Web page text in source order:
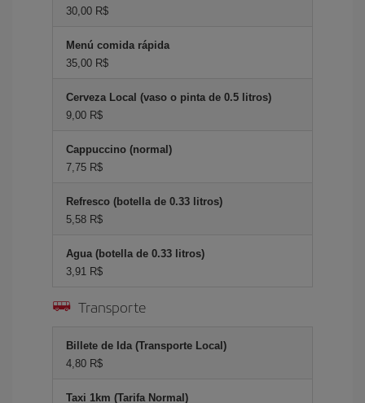
30,00 R$
Menú comida rápida
35,00 R$
Cerveza Local (vaso o pinta de 0.5 litros)
9,00 R$
Cappuccino (normal)
7,75 R$
Refresco (botella de 0.33 litros)
5,58 R$
Agua (botella de 0.33 litros)
3,91 R$
Transporte
Billete de Ida (Transporte Local)
4,80 R$
Taxi 1km (Tarifa Normal)